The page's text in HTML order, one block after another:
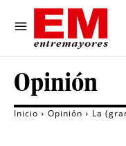
Opinión
Inicio Opinión La